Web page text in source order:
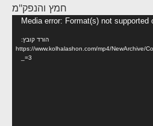
חמץ והנפק"מ
Media error: Format(s) not supported
הורד קובץ:
https://www.kolhalashon.com/mp4/NewArchive/
_=3